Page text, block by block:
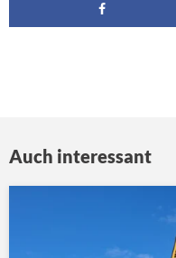
Auch interessant